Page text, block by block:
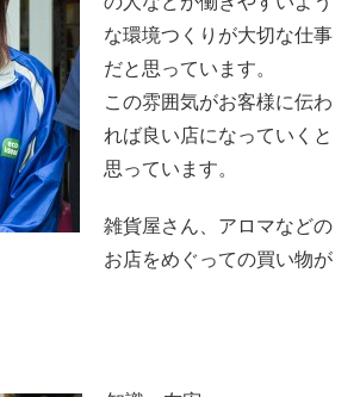
な環境つくりが大切な仕事
だと思っています。
この雰囲気がお客様に伝わ
れば良い店になっていくと
思っています。
雑貨屋さん、アロマなどの
お店をめぐっての買い物が